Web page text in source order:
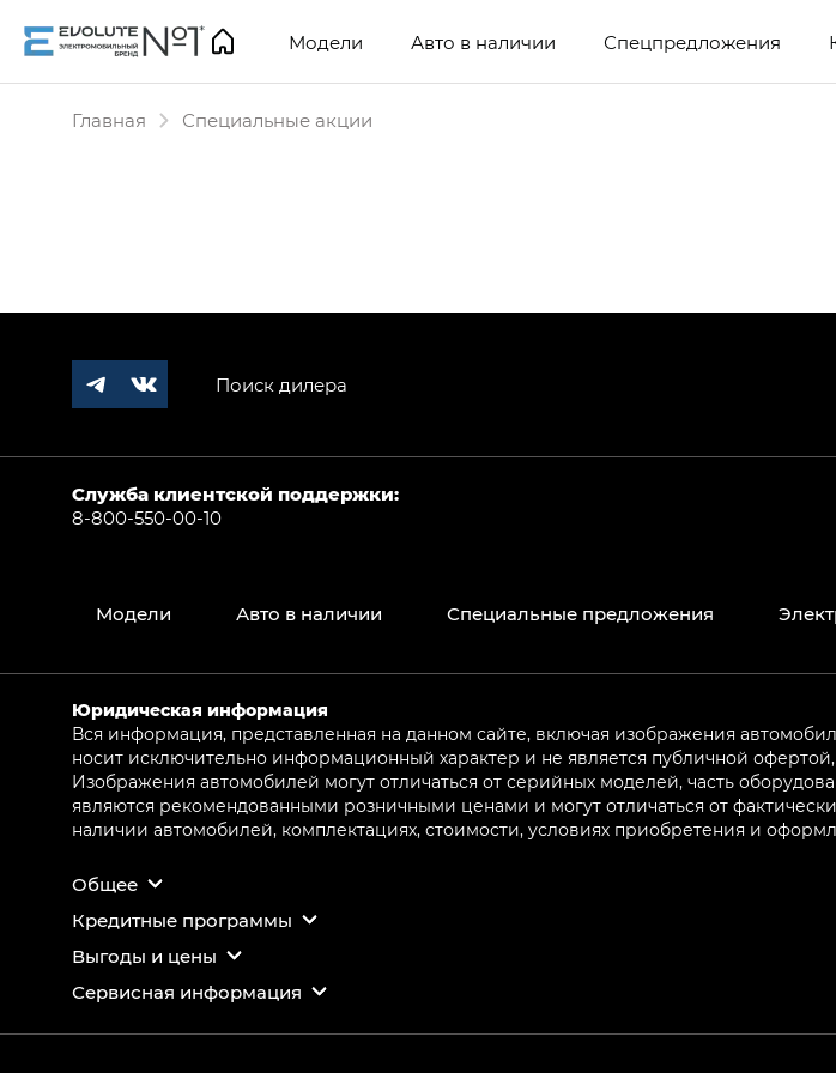
Модели Авто в наличии Спецпредложения
Главная Специальные акции
Поиск дилера
Служба клиентской поддержки:
8-800-550-00-10
Модели Авто в наличии Специальные предложения
Юридическая информация
Вся информация, представленная на данном сайте, включая изображения
носит исключительно информационный характер и не является публичной
Изображения автомобилей могут отличаться от серийных моделей, часть
являются рекомендованными розничными ценами и могут отличаться от
наличии автомобилей, комплектациях, стоимости, условиях приобретения и
Общее
Кредитные программы
Выгоды и цены
Сервисная информация